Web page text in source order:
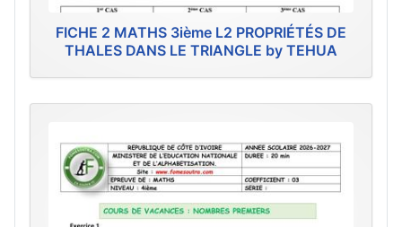
FICHE 2 MATHS 3ième L2 PROPRIÉTÉS DE
THALES DANS LE TRIANGLE by TEHUA